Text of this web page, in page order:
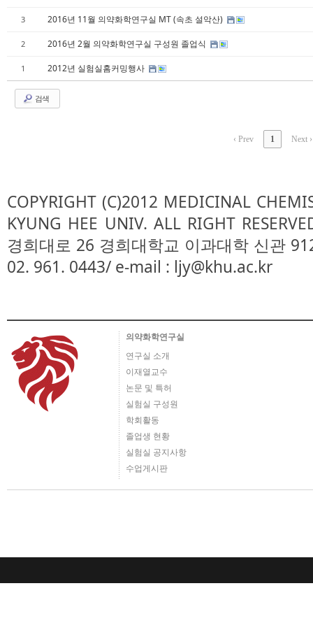
3 2016년 11월 의약화학연구실 MT (속초 설악산)
2 2016년 2월 의약화학연구실 구성원 졸업식
1 2012년 실험실홈커밍행사
검색
‹ Prev 1 Next ›
COPYRIGHT (C)2012 MEDICINAL
KYUNG HEE UNIV. ALL RIGHT
경희대로 26 경희대학교 이과대학 신관
02. 961. 0443/ e-mail : ljy@khu.ac.kr
의약화학연구실
연구실 소개
이재열교수
논문 및 특허
실험실 구성원
학회활동
졸업생 현황
실험실 공지사항
수업게시판